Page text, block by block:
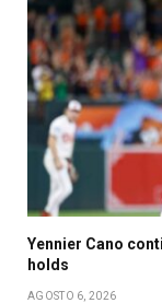
Yennier Cano
holds
AGOSTO 6, 2026